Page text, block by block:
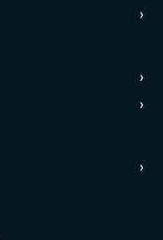
›
›
›
›